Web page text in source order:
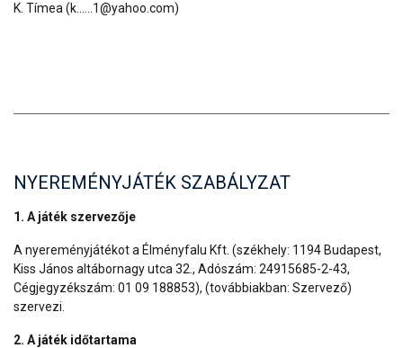
K. Tímea (k......1@yahoo.com)
NYEREMÉNYJÁTÉK SZABÁLYZAT
1. A játék szervezője
A nyereményjátékot a Élményfalu Kft. (székhely: 1194 Budapest,
Kiss János altábornagy utca 32., Adószám: 24915685-2-43,
Cégjegyzékszám: 01 09 188853), (továbbiakban: Szervező)
szervezi.
2. A játék időtartama